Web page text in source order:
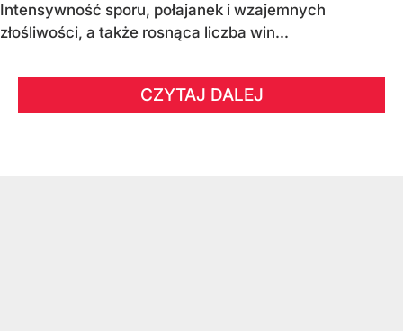
Intensywność sporu, połajanek i wzajemnych
złośliwości, a także rosnąca liczba win...
CZYTAJ DALEJ